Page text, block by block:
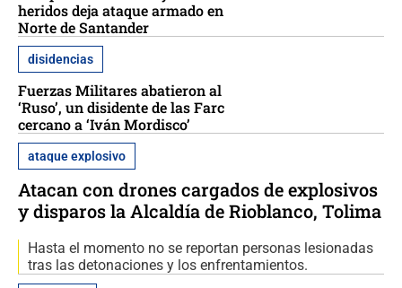
heridos deja ataque armado en
Norte de Santander
disidencias
Fuerzas Militares abatieron al
‘Ruso’, un disidente de las Farc
cercano a ‘Iván Mordisco’
ataque explosivo
Atacan con drones cargados de explosivos
y disparos la Alcaldía de Rioblanco, Tolima
Hasta el momento no se reportan personas lesionadas
tras las detonaciones y los enfrentamientos.